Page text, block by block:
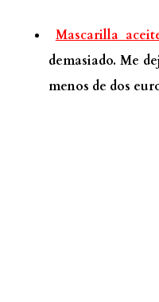
Mascarilla
demasiado. Me
menos de dos